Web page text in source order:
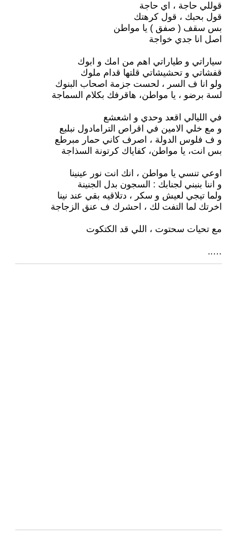
قوللي حاجة ، اي حاجة
قول بحبك ، قول كرهتك
بس سقف ( صفق ) يا مواطن
اصل انا جدي خواجة
سياراتي و طياراتي اهم من امك و ابوك
قفشاتي و تحشيشاتي قلتها قدام ملوك
ولو انا ف السر ، لحست جزمة اصحاب البنوك
لسة برضو ، يا مواطن، هاقرفك بكلام السماجة
في الليالي اقعد وحدي و اشعشع
و مع خلي الامين في اقراص الترامادول نبلبع
و ف فلوس الدولة ، اصرف كاني حمار مبرطع
بس انت، يا مواطن، كفاياك كرتونة السذاجة
اوعي تنسي يا مواطن ، انك انت نور عينينا
و اننا بنبني لجنابك : السجون بدل الجنينة
ولما تيجي لعيش و سكر ، دتلاقيه بقي عند نينا
اخرتك لما التفت لك ، احشرك ف عنق الزجاجة
مع تحيات سحتوت ، اللي قد الكتكوت
…..